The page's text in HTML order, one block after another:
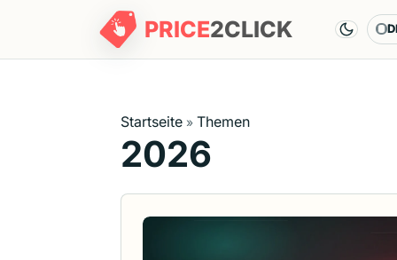
PRICE2CLICK
Startseite » Themen
2026